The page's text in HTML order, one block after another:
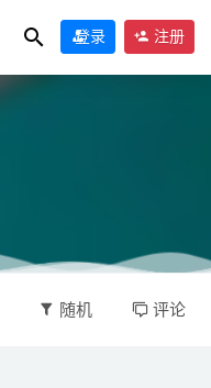
登录 注册
随机 评论